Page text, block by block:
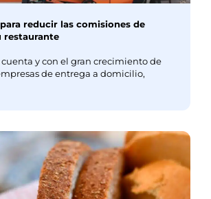
reducir las comisiones de
restaurante
y con el gran crecimiento de
de entrega a domicilio,